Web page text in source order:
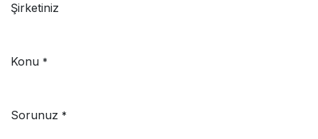
Şirketiniz
Konu *
Sorunuz *